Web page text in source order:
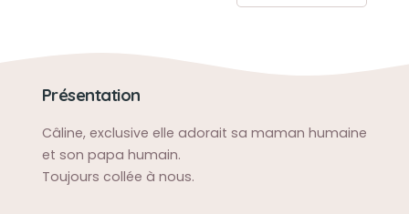
Présentation
Câline, exclusive elle adorait sa maman humaine
et son papa humain.
Toujours collée à nous.